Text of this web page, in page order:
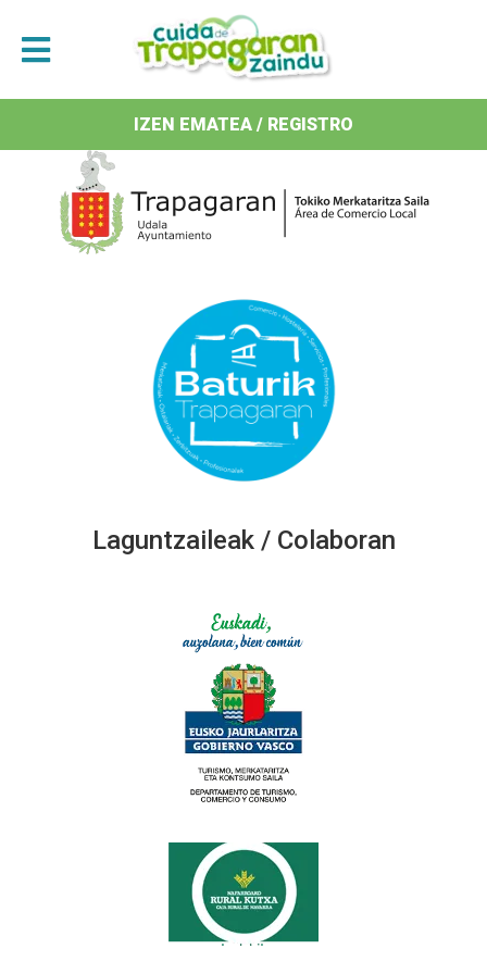
Antolatzaileak / Organizan
Laguntzaileak / Colaboran
IZEN EMATEA / REGISTRO